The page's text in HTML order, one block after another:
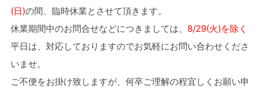
(日)の間、臨時休業とさせて頂きます。
休業期間中のお問合せなどにつきましては、 8/29(火)を除く
平日は、対応しておりますのでお気軽にお問い合わせくださ
いませ。
ご不便をお掛け致しますが、何卒ご理解の程宜しくお願い申